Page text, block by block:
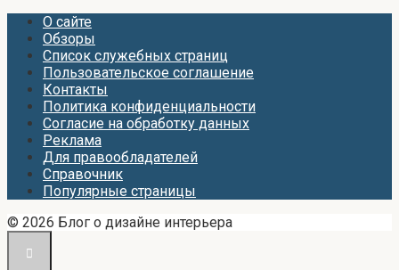
О сайте
Обзоры
Список служебных страниц
Пользовательское соглашение
Контакты
Политика конфиденциальности
Согласие на обработку данных
Реклама
Для правообладателей
Справочник
Популярные страницы
© 2026 Блог о дизайне интерьера